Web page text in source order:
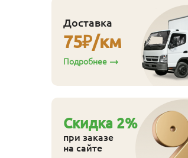
Доставка
75₽/км
Подробнее
Cкидка 2%
при заказе
на сайте